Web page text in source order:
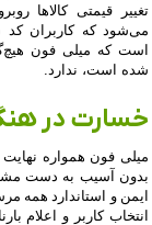
تغییر قیمتی کالاها
می‌شود که کاربران کد
است که میلی فون
شده است، ندارد.
خسارت در
میلی فون همواره
بدون آسیب به دست
ایمن و استاندارد همه
انتخاب کاربر و اعلام